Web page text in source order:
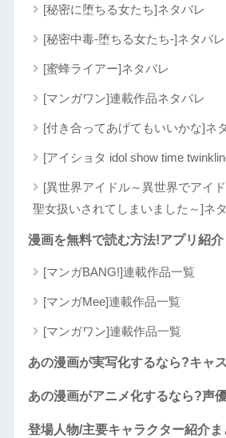
[秘密に堕ちる女たち]ネタバレ
[秘密中毒-堕ちる女たち-]ネタバレ
[蜜蜂ライアー]ネタバレ
[マンガワン]連載作品ネタバレ
[付き合ってあげてもいいかな]ネ
[アイショタ idol show time
[異世界アイドル～異世界でアイ
聖女扱いされてしまいました～]ネ
漫画を無料で読む方法!アプリ紹介
[マンガBANG!]連載作品一覧
[マンガMee]連載作品一覧
[マンガワン]連載作品一覧
あの漫画が実写化するなら?キャ
あの漫画がアニメ化するなら?声
登場人物/主要キャラクター紹介ま